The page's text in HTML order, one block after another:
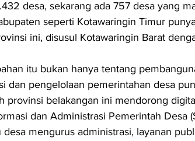
desa, sekarang ada 757 desa yang
seperti Kotawaringin Timur
ini, disusul Kotawaringin Barat
itu bukan hanya tentang
dan pengelolaan pemerintahan desa
provinsi belakangan ini mendorong
dan Administrasi Pemerintah Desa
desa mengurus administrasi, layanan